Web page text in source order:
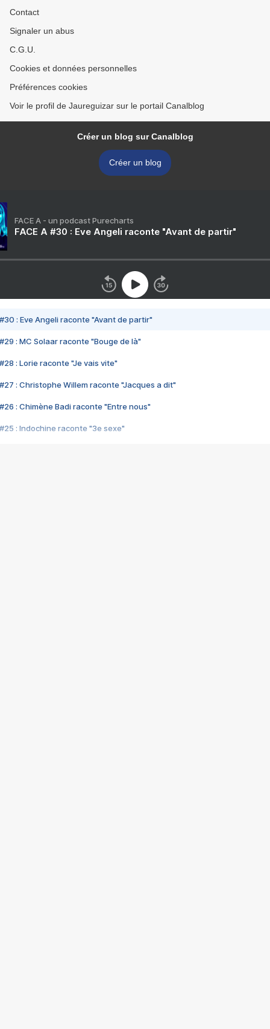
Contact
Signaler un abus
C.G.U.
Cookies et données personnelles
Préférences cookies
Voir le profil de Jaureguizar sur le portail Canalblog
Créer un blog sur Canalblog
Créer un blog
FACE A - un podcast Purecharts
FACE A #30 : Eve Angeli raconte "Avant de partir"
#30 : Eve Angeli raconte "Avant de partir"
#29 : MC Solaar raconte "Bouge de là"
#28 : Lorie raconte "Je vais vite"
#27 : Christophe Willem raconte "Jacques a dit"
#26 : Chimène Badi raconte "Entre nous"
#25 : Indochine raconte "3e sexe"